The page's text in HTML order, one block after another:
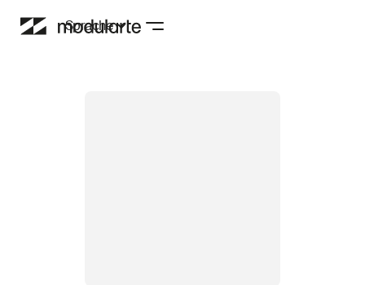
Sprache